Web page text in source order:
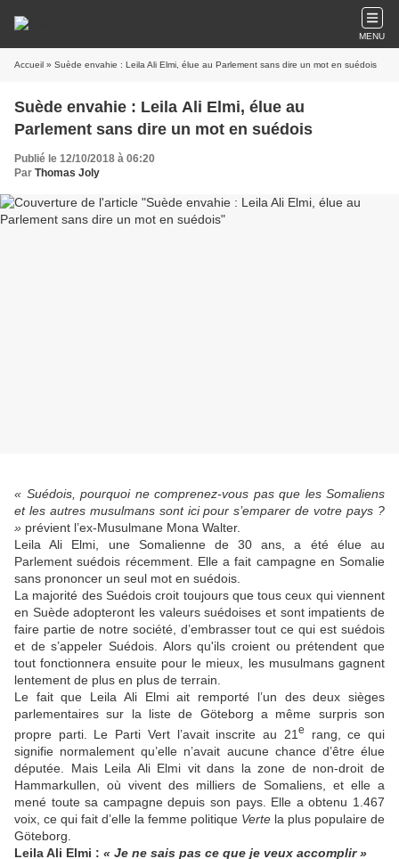
MENU
Accueil » Suède envahie : Leila Ali Elmi, élue au Parlement sans dire un mot en suédois
Suède envahie : Leila Ali Elmi, élue au
Parlement sans dire un mot en suédois
Publié le 12/10/2018 à 06:20
Par Thomas Joly
« Suédois, pourquoi ne comprenez-vous pas que les Somaliens
et les autres musulmans sont ici pour s’emparer de votre pays ?
» prévient l’ex-Musulmane Mona Walter.
Leila Ali Elmi, une Somalienne de 30 ans, a été élue au
Parlement suédois récemment. Elle a fait campagne en Somalie
sans prononcer un seul mot en suédois.
La majorité des Suédois croit toujours que tous ceux qui viennent
en Suède adopteront les valeurs suédoises et sont impatients de
faire partie de notre société, d’embrasser tout ce qui est suédois
et de s’appeler Suédois. Alors qu'ils croient ou prétendent que
tout fonctionnera ensuite pour le mieux, les musulmans gagnent
lentement de plus en plus de terrain.
Le fait que Leila Ali Elmi ait remporté l’un des deux sièges
parlementaires sur la liste de Göteborg a même surpris son
propre parti. Le Parti Vert l’avait inscrite au 21 e
rang, ce qui
signifie normalement qu’elle n’avait aucune chance d’être élue
députée. Mais Leila Ali Elmi vit dans la zone de non-droit de
Hammarkullen, où vivent des milliers de Somaliens, et elle a
mené toute sa campagne depuis son pays. Elle a obtenu 1.467
voix, ce qui fait d’elle la femme politique Verte la plus populaire de
Göteborg.
Leila Ali Elmi : « Je ne sais pas ce que je veux accomplir »